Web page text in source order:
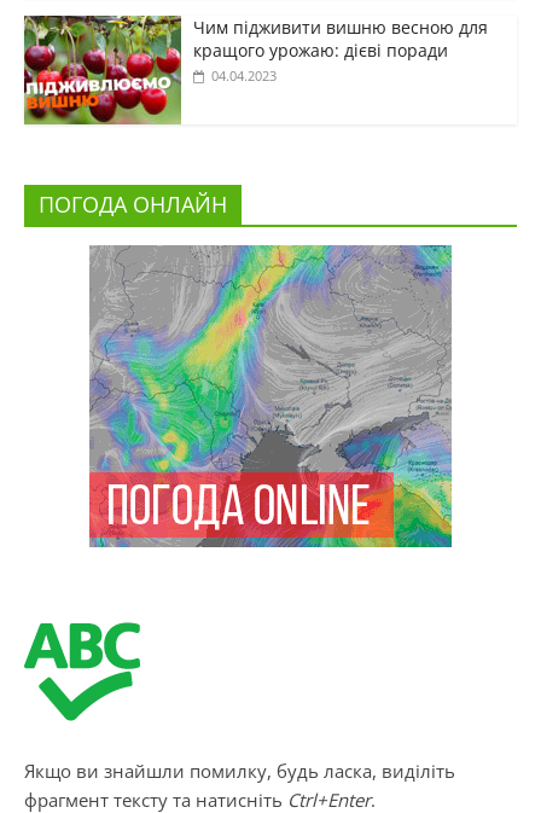
Чим підживити вишню весною для
кращого урожаю: дієві поради
04.04.2023
ПОГОДА ОНЛАЙН
Якщо ви знайшли помилку, будь ласка, виділіть
фрагмент тексту та натисніть Ctrl+Enter.